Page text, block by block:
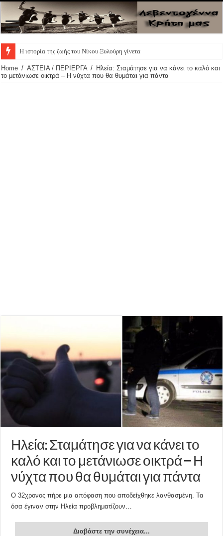
Η ιστορία της ζωής του Νίκου Ξυλούρη γίνεται θεατρική
Home / ΑΣΤΕΙΑ / ΠΕΡΙΕΡΓΑ / Ηλεία: Σταμάτησε για να κάνει το καλό και
το μετάνιωσε οικτρά – Η νύχτα που θα θυμάται για πάντα
Ηλεία: Σταμάτησε για να κάνει το
καλό και το μετάνιωσε οικτρά – Η
νύχτα που θα θυμάται για πάντα
Ο 32χρονος πήρε μια απόφαση που αποδείχθηκε λανθασμένη. Τα
όσα έγιναν στην Ηλεία προβληματίζουν…
Διαβάστε την συνέχεια...